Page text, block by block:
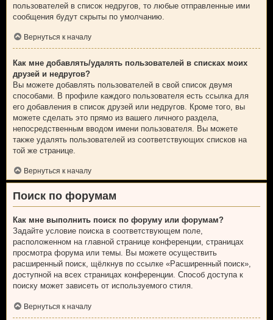
пользователей в список недругов, то любые отправленные ими
сообщения будут скрыты по умолчанию.
Вернуться к началу
Как мне добавлять/удалять пользователей в списках моих
друзей и недругов?
Вы можете добавлять пользователей в свой список двумя
способами. В профиле каждого пользователя есть ссылка для
его добавления в список друзей или недругов. Кроме того, вы
можете сделать это прямо из вашего личного раздела,
непосредственным вводом имени пользователя. Вы можете
также удалять пользователей из соответствующих списков на
той же странице.
Вернуться к началу
Поиск по форумам
Как мне выполнить поиск по форуму или форумам?
Задайте условие поиска в соответствующем поле,
расположенном на главной странице конференции, страницах
просмотра форума или темы. Вы можете осуществить
расширенный поиск, щёлкнув по ссылке «Расширенный поиск»,
доступной на всех страницах конференции. Способ доступа к
поиску может зависеть от используемого стиля.
Вернуться к началу